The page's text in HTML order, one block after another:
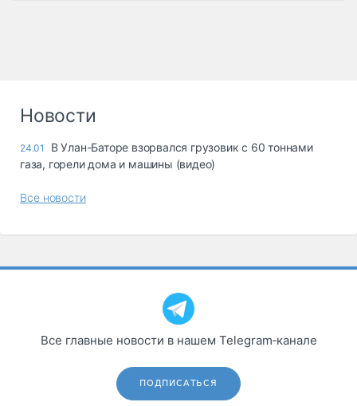
опасные грузы
грузовые
Коммерческий
транспорт
Спецтехника
Автосервис,
запчасти, шины
Новости
24.01
В Улан-Баторе взорвался грузовик с 60 тоннами
газа, горели дома и машины (видео)
Все новости
Все главные новости в нашем Telegram‑канале
ПОДПИСАТЬСЯ